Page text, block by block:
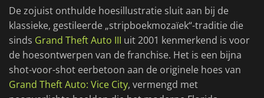
De zojuist onthulde hoesillustratie sluit aan bij de
klassieke, gestileerde „stripboekmozaïek“-traditie die
sinds Grand Theft Auto III uit 2001 kenmerkend is voor
de hoesontwerpen van de franchise. Het is een bijna
shot-voor-shot eerbetoon aan de originele hoes van
Grand Theft Auto: Vice City, vermengd met